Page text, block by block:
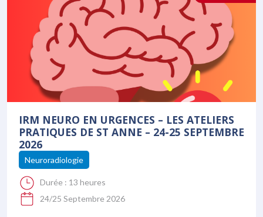
IRM NEURO EN URGENCES – LES ATELIERS
PRATIQUES DE ST ANNE – 24-25 SEPTEMBRE
2026
Neuroradiologie
Durée : 13 heures
24/25 Septembre 2026